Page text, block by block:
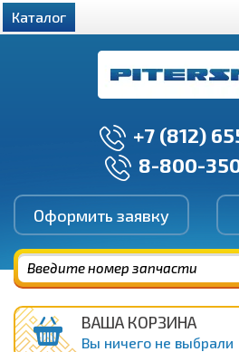
+7 (812)
8-800-
Оформить заявку
Каталог
ВАША КОРЗИНА
Вы ничего не выбрали